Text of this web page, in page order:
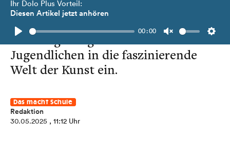
Ihr Dolo Plus Vorteil:
Diesen Artikel jetzt anhören
Play
00:00
Unmute
in Graz
Fünf Tage lang tauchten die
Jugendlichen in die faszinierende
Welt der Kunst ein.
Das macht Schule
Redaktion
30.05.2025 , 11:12 Uhr